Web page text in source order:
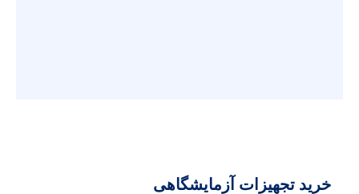
خرید تجهیزات آزمایشگاهی